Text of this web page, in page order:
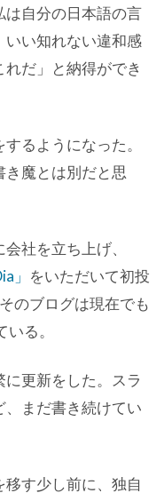
は自分の日本語の言
い知れない違和感
だ」と納得ができ
るようになった。
魔とは別だと思
社を立ち上げ、
」 をいただいて初投
のブログは現在でも
る。
更新をした。スラ
、まだ書き続けてい
す少し前に、独自